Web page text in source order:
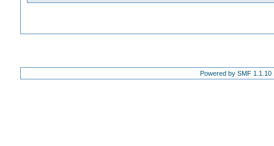
Powered by SMF 1.1.10